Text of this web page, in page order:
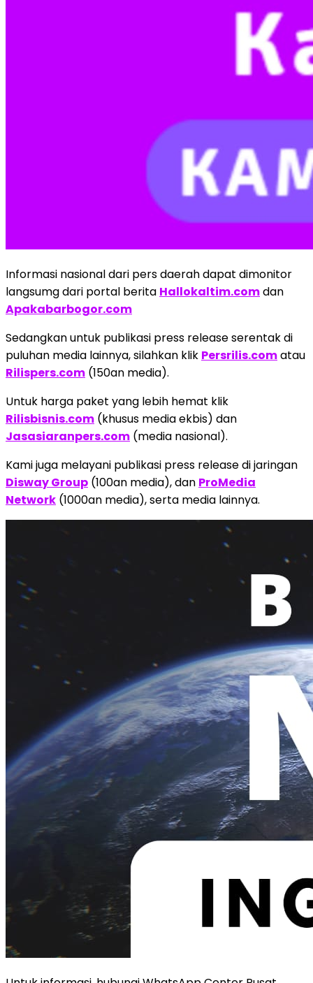
Informasi nasional dari pers daerah dapat dimonitor
langsumg dari portal berita Hallokaltim.comdan
Apakabarbogor.com
Sedangkan untuk publikasi press release serentak di
puluhan media lainnya, silahkan klik Persrilis.comatau
Rilispers.com (150an media).
Untuk harga paket yang lebih hemat klik
Rilisbisnis.com (khusus media ekbis) dan
Jasasiaranpers.com (media nasional).
Kami juga melayani publikasi press release di jaringan
Disway Group (100an media), dan ProMedia
Network (1000an media), serta media lainnya.